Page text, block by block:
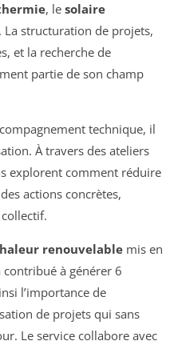
, le solaire
. La structuration de projets,
et la recherche de
partie de son champ
technique, il
À travers des ateliers
explorent comment réduire
actions concrètes,
renouvelable mis en
à générer 6
l’importance de
de projets qui sans
Le service collabore avec